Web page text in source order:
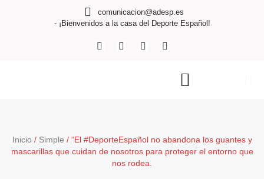
comunicacion@adesp.es
- ¡Bienvenidos a la casa del Deporte Español!
Inicio / Simple / “El #DeporteEspañol no abandona los guantes y
mascarillas que cuidan de nosotros para proteger el entorno que
nos rodea.